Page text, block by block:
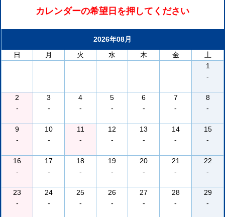
カレンダーの希望日を押してください
2026年08月
日
月 火 水 木 金
土
1
-
2
-
3
-
4
-
5
-
6
-
7
-
8
-
9
-
10
-
11
-
12
-
13
-
14
-
15
-
16
-
17
-
18
-
19
-
20
-
21
-
22
-
23
-
24
-
25
-
26
-
27
-
28
-
29
-